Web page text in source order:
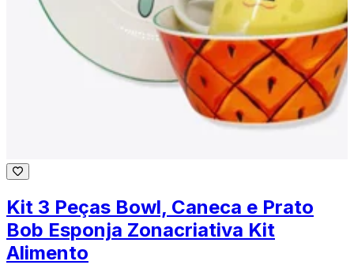
Kit 3 Peças Bowl, Caneca e Prato
Bob Esponja Zonacriativa Kit
Alimento